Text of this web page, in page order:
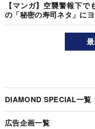
【マンガ】空襲警報下
の「秘密の寿司ネタ」に
DIAMOND SPECIAL一覧
広告企画一覧